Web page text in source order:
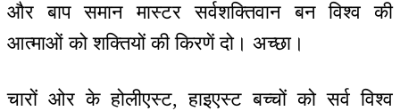
और बाप समान मास्टर सर्वशक्तिवान बन विश्व की
आत्माओं को शक्तियों की किरणें दो। अच्छा।
चारों ओर के होलीएस्ट, हाइएस्ट बच्चों को सर्व विश्व